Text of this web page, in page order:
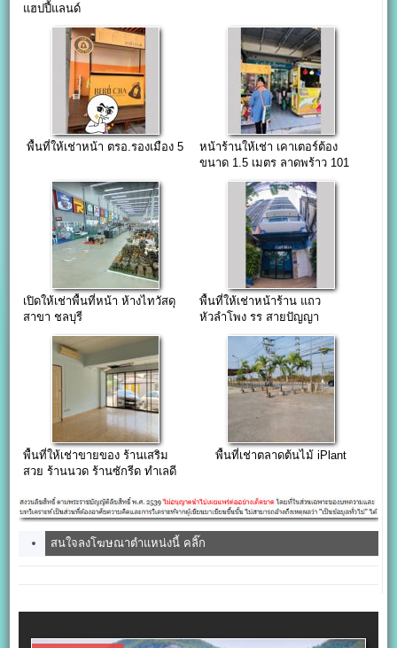
แฮปปี้แลนด์
พื้นที่ให้เช่าหน้า ตรอ.รองเมือง 5
หน้าร้านให้เช่า เคาเตอร์ต้อง
ขนาด 1.5 เมตร ลาดพร้าว 101
ปากซอยแยก48
เปิดให้เช่าพื้นที่หน้า ห้างไทวัสดุ
สาขา ชลบุรี
พื้นที่ให้เช่าหน้าร้าน แถว
หัวลำโพง รร สายปัญญา
พื้นที่ให้เช่าขายของ ร้านเสริม
สวย ร้านนวด ร้านซักรีด ทำเลดี
พื้นที่เช่าตลาดต้นไม้ iPlant
สนใจลงโฆษณาตำแหน่งนี้ คลิ๊ก